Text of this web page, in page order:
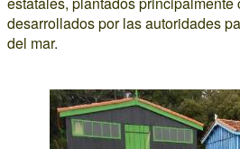
desarrollados por las autoridades
del mar.